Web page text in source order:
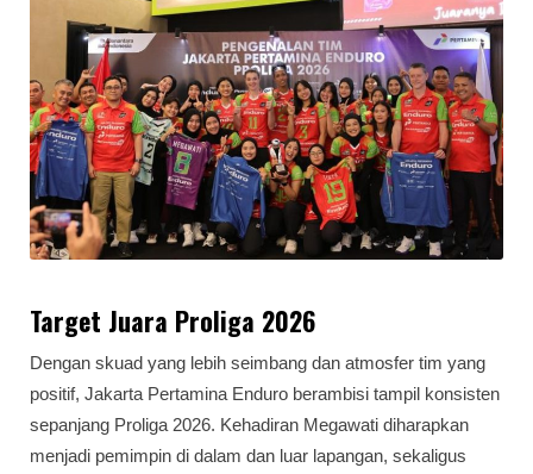
Target Juara Proliga 2026
Dengan skuad yang lebih seimbang dan atmosfer tim yang
positif, Jakarta Pertamina Enduro berambisi tampil konsisten
sepanjang Proliga 2026. Kehadiran Megawati diharapkan
menjadi pemimpin di dalam dan luar lapangan, sekaligus